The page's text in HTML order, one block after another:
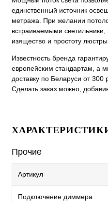
единственный источник
метража. При желании
встраиваемыми светильники,
изящество и простоту люстры.
Известность бренда
европейским стандартам, а
доставку по Беларуси от 300
Сделать заказ можно,
Прочие
Артикул
Подключение диммера